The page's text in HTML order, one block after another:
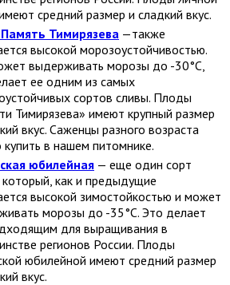
средний размер и сладкий вкус.
Тимирязева —также
высокой морозоустойчивостью.
выдерживать морозы до -30°C,
ее одним из самых
сортов сливы. Плоды
Тимирязева» имеют крупный размер
вкус. Саженцы разного возраста
в нашем питомнике.
юбилейная — еще один сорт
который, как и предыдущие
высокой зимостойкостью и может
морозы до -35°C. Это делает
для выращивания в
регионов России. Плоды
юбилейной имеют средний размер
вкус.